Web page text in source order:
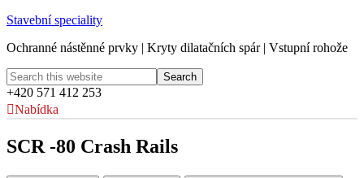
Stavební speciality
Ochranné nástěnné prvky | Kryty dilatačních spár | Vstupní rohože
+420 571 412 253
Nabídka
SCR -80 Crash Rails